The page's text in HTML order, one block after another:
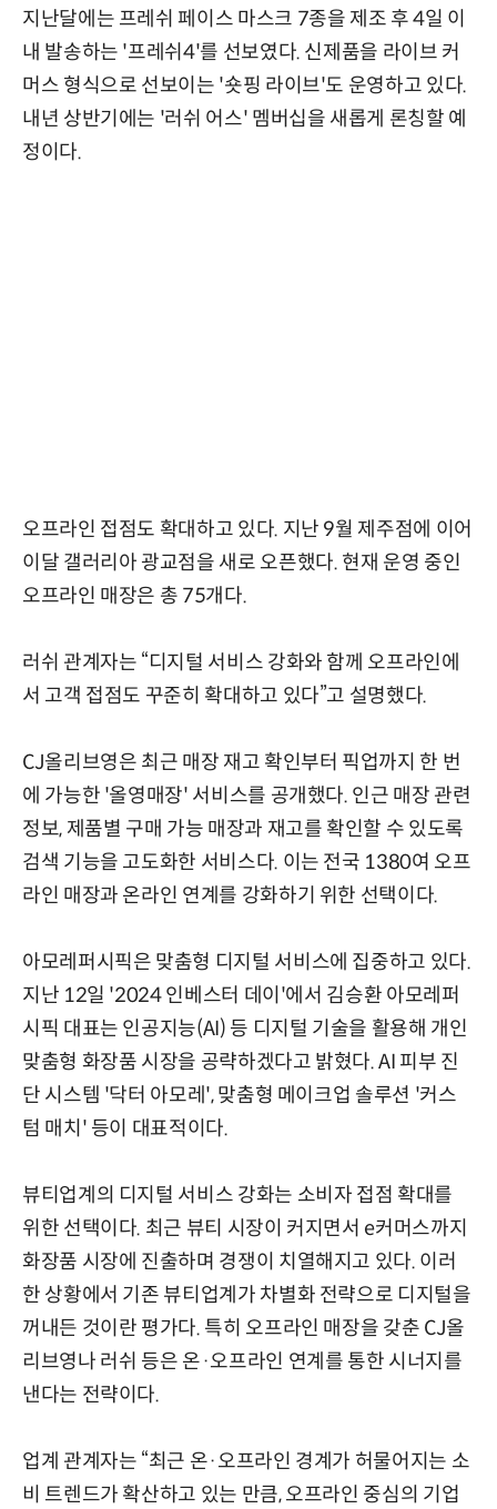
지난달에는 프레쉬 페이스 마스크 7종을 제조 후 4일 이
내 발송하는 '프레쉬4'를 선보였다. 신제품을 라이브 커
머스 형식으로 선보이는 '숏핑 라이브'도 운영하고 있다.
내년 상반기에는 '러쉬 어스' 멤버십을 새롭게 론칭할 예
정이다.
오프라인 접점도 확대하고 있다. 지난 9월 제주점에 이어
이달 갤러리아 광교점을 새로 오픈했다. 현재 운영 중인
오프라인 매장은 총 75개다.
러쉬 관계자는 “디지털 서비스 강화와 함께 오프라인에
서 고객 접점도 꾸준히 확대하고 있다”고 설명했다.
CJ올리브영은 최근 매장 재고 확인부터 픽업까지 한 번
에 가능한 '올영매장' 서비스를 공개했다. 인근 매장 관련
정보, 제품별 구매 가능 매장과 재고를 확인할 수 있도록
검색 기능을 고도화한 서비스다. 이는 전국 1380여 오프
라인 매장과 온라인 연계를 강화하기 위한 선택이다.
아모레퍼시픽은 맞춤형 디지털 서비스에 집중하고 있다.
지난 12일 '2024 인베스터 데이'에서 김승환 아모레퍼
시픽 대표는 인공지능(AI) 등 디지털 기술을 활용해 개인
맞춤형 화장품 시장을 공략하겠다고 밝혔다. AI 피부 진
단 시스템 '닥터 아모레', 맞춤형 메이크업 솔루션 '커스
텀 매치' 등이 대표적이다.
뷰티업계의 디지털 서비스 강화는 소비자 접점 확대를
위한 선택이다. 최근 뷰티 시장이 커지면서 e커머스까지
화장품 시장에 진출하며 경쟁이 치열해지고 있다. 이러
한 상황에서 기존 뷰티업계가 차별화 전략으로 디지털을
꺼내든 것이란 평가다. 특히 오프라인 매장을 갖춘 CJ올
리브영나 러쉬 등은 온·오프라인 연계를 통한 시너지를
낸다는 전략이다.
업계 관계자는 “최근 온·오프라인 경계가 허물어지는 소
비 트렌드가 확산하고 있는 만큼, 오프라인 중심의 기업